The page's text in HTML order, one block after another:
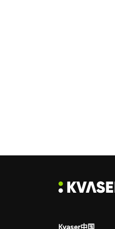
Kvaser中国